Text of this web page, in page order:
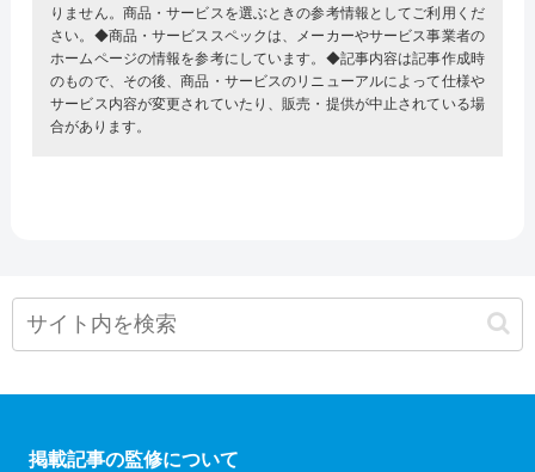
りません。商品・サービスを選ぶときの参考情報としてご利用くだ
さい。◆商品・サービススペックは、メーカーやサービス事業者の
ホームページの情報を参考にしています。◆記事内容は記事作成時
のもので、その後、商品・サービスのリニューアルによって仕様や
サービス内容が変更されていたり、販売・提供が中止されている場
合があります。
掲載記事の監修について